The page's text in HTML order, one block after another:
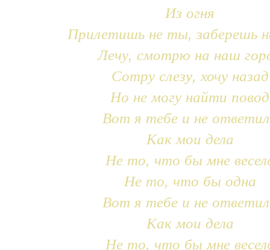
Из огня
Прилетишь не ты, заберешь
Лечу, смотрю на наш
Сотру слезу, хочу назад
Но не могу найти повод
Вот я тебе и не
Как мои дела
Не то, что бы мне
Не то, что бы одна
Вот я тебе и не
Как мои дела
Не то, что бы мне